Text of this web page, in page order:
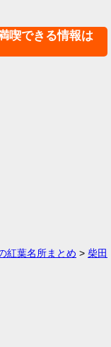
喫できる情報は
紅葉名所まとめ > 柴田